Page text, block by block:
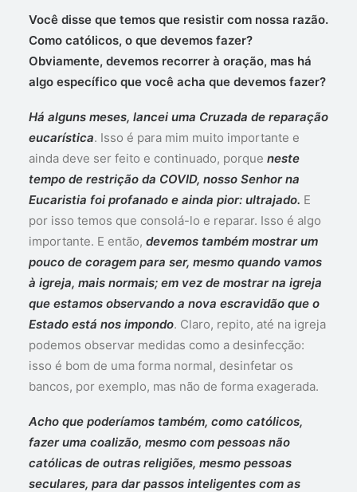
Você disse que temos que resistir com nossa razão.
Como católicos, o que devemos fazer?
Obviamente, devemos recorrer à oração, mas há
algo específico que você acha que devemos fazer?
Há alguns meses, lancei uma Cruzada de reparação
eucarística. Isso é para mim muito importante e
ainda deve ser feito e continuado, porque neste
tempo de restrição da COVID, nosso Senhor na
Eucaristia foi profanado e ainda pior: ultrajado. E
por isso temos que consolá-lo e reparar. Isso é algo
importante. E então, devemos também mostrar um
pouco de coragem para ser, mesmo quando vamos
à igreja, mais normais; em vez de mostrar na igreja
que estamos observando a nova escravidão que o
Estado está nos impondo. Claro, repito, até na igreja
podemos observar medidas como a desinfecção:
isso é bom de uma forma normal, desinfetar os
bancos, por exemplo, mas não de forma exagerada.
Acho que poderíamos também, como católicos,
fazer uma coalizão, mesmo com pessoas não
católicas de outras religiões, mesmo pessoas
seculares, para dar passos inteligentes com as